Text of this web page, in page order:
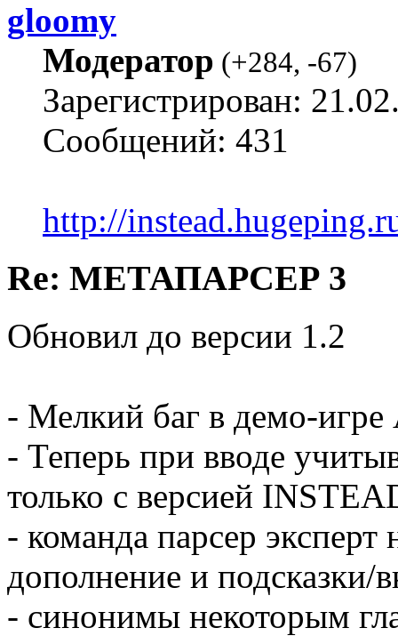
gloomy
Модератор (+284, -67)
Зарегистрирован:
Сообщений: 431
http://
Re: МЕТАПАРСЕР 3
Обновил до версии 1.2
- Мелкий баг в демо-игре
- Теперь при вводе
только с версией
- команда парсер
дополнение и подсказки/
- синонимы некоторым